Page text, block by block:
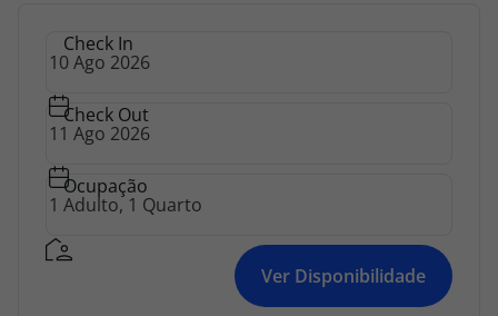
Check In
Check Out
Ocupação
Ver Disponibilidade